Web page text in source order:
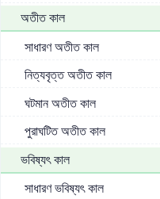
অতীত কাল
সাধারণ অতীত কাল
নিত্যবৃত্ত অতীত কাল
ঘটমান অতীত কাল
পুরাঘটিত অতীত কাল
ভবিষ্যৎ কাল
সাধারণ ভবিষ্যৎ কাল